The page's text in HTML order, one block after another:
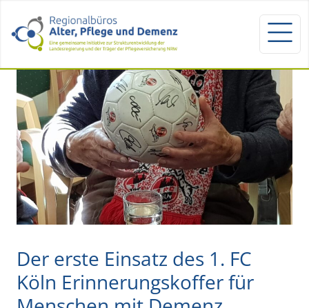
Der erste Einsatz des 1. FC
Köln Erinnerungskoffer für